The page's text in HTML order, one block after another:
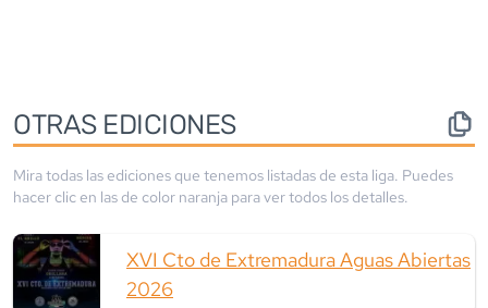
OTRAS EDICIONES
Mira todas las ediciones que tenemos listadas de esta liga. Puedes
hacer clic en las de color naranja para ver todos los detalles.
XVI Cto de Extremadura Aguas Abiertas
2026